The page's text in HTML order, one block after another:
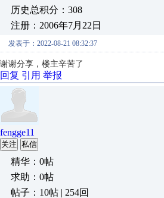
历史总积分：308
注册：2006年7月22日
发表于：2022-08-21 08:32:37
谢谢分享，楼主辛苦了
回复 引用 举报
fengge11
关注 私信
精华：0帖
求助：0帖
帖子：10帖 | 254回